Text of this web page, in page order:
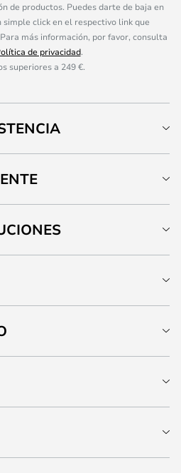
de productos. Puedes darte de baja en
click en el respectivo link que
más información, por favor, consulta
de privacidad.
superiores a 249 €.